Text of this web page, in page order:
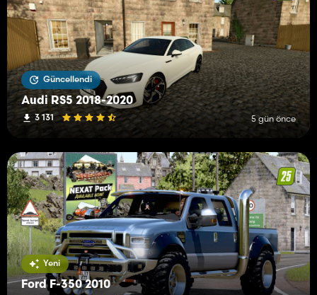
Güncellendi
Audi RS5 2018-2020
3 131 5 gün önce
Yeni
Ford F-350 2010